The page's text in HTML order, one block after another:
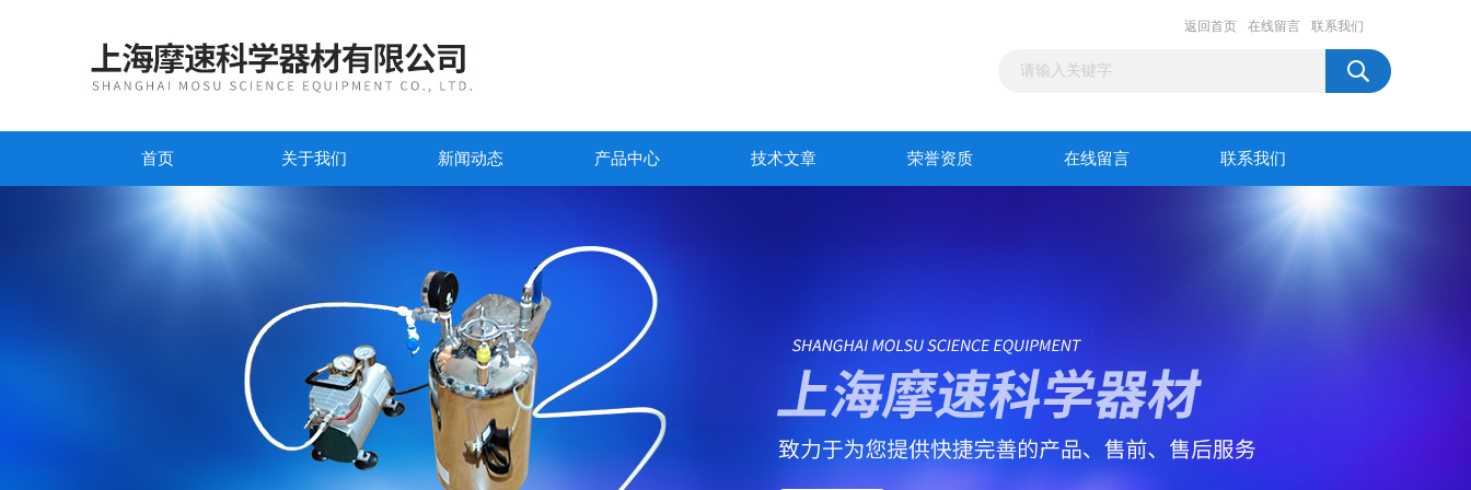
返回首页 在线留言 联系我们
首页 关于我们 新闻动态 产品中心 技术文章 荣誉资质 在线留言 联系我们